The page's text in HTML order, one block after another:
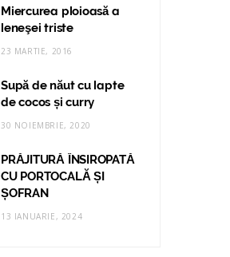
Miercurea ploioasă a
leneşei triste
23 MARTIE, 2016
Supă de năut cu lapte
de cocos și curry
30 NOIEMBRIE, 2020
PRĂJITURĂ ÎNSIROPATĂ
CU PORTOCALĂ ȘI
ȘOFRAN
13 IANUARIE, 2024